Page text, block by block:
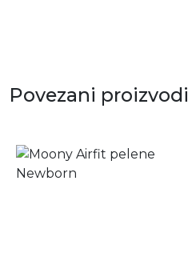
Povezani proizvodi